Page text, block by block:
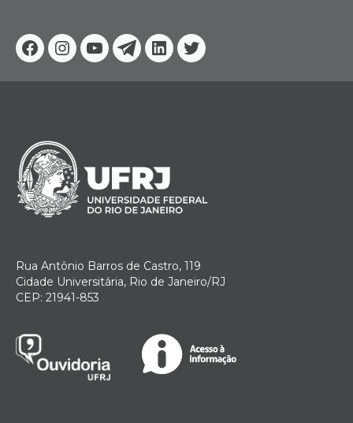
Facebook
Instagram
YoutubeTelegram
Linkedin
Twitter
Rua Antônio Barros de Castro, 119
Cidade Universitária, Rio de Janeiro/RJ
CEP: 21941-853